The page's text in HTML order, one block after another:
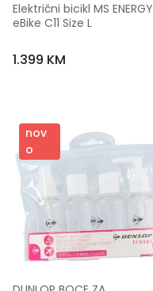
Električni bicikl MS ENERGY
eBike C11 Size L
1.399 KM
nov
o